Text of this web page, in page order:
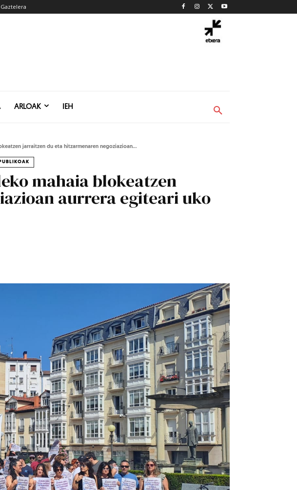
Gaztelera
ARLOAK IEH
jarraitzen du eta hitzarmenaren negoziazioan...
mahaia blokeatzen
aurrera egiteari uko